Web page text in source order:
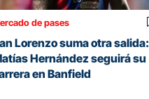
de pases
Lorenzo suma otra salida:
Hernández seguirá su
en Banfield